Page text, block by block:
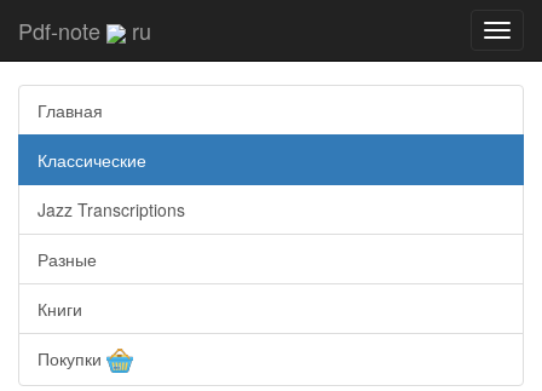
Pdf-note ru
Главная
Классические
Jazz Transcriptions
Разные
Книги
Покупки